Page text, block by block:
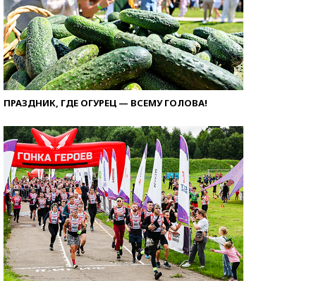
ПРАЗДНИК, ГДЕ ОГУРЕЦ — ВСЕМУ ГОЛОВА!